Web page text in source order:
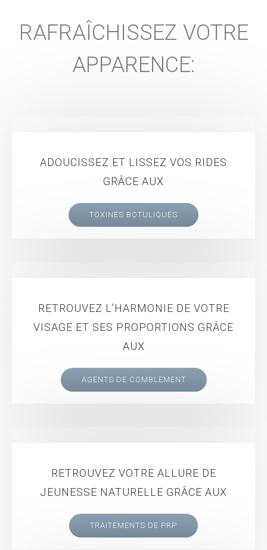
RAFRAÎCHISSEZ VOTRE
APPARENCE:
ADOUCISSEZ ET LISSEZ VOS RIDES
GRÂCE AUX
TOXINES BOTULIQUES
RETROUVEZ L’HARMONIE DE VOTRE
VISAGE ET SES PROPORTIONS GRÂCE
AUX
AGENTS DE COMBLEMENT
RETROUVEZ VOTRE ALLURE DE
JEUNESSE NATURELLE GRÂCE AUX
TRAITEMENTS DE PRP